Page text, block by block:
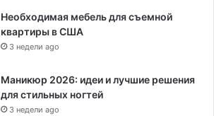
Необходимая мебель для съемной
квартиры в США
3 недели ago
Маникюр 2026: идеи и лучшие решения
для стильных ногтей
3 недели ago